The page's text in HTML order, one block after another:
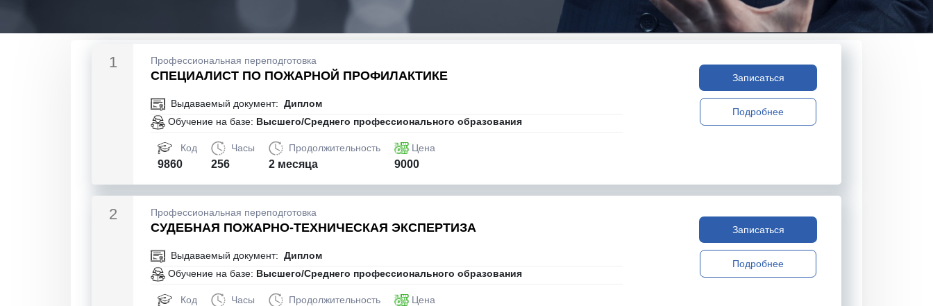
1 Профессиональная переподготовка
СПЕЦИАЛИСТ ПО ПОЖАРНОЙ ПРОФИЛАКТИКЕ
Выдаваемый документ: Диплом
Обучение на базе: Высшего/Среднего профессионального образования
Код
9860
Часы
256
Продолжительность
2 месяца
Цена
9000
Записаться
Подробнее
2 Профессиональная переподготовка
СУДЕБНАЯ ПОЖАРНО-ТЕХНИЧЕСКАЯ ЭКСПЕРТИЗА
Выдаваемый документ: Диплом
Обучение на базе: Высшего/Среднего профессионального образования
Код Часы Продолжительность Цена
Записаться
Подробнее